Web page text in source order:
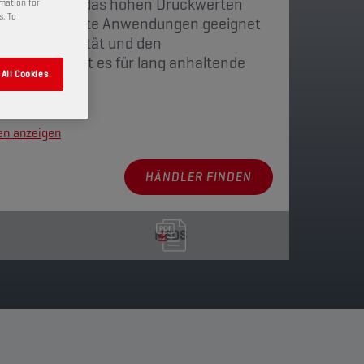
Anwendungen geeignet
und den
sorgt es für lang anhaltende
anzeigen
HÄNDLER FINDEN
MSDS
for
To
Cookies